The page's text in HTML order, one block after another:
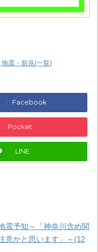
震・前兆(一覧)
Facebook
Pocket
LINE
震予知～「神奈川含め関
意かと思います」～(12